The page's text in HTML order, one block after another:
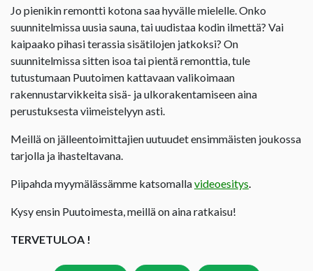
Jo pienikin remontti kotona saa hyvälle mielelle. Onko
suunnitelmissa uusia sauna, tai uudistaa kodin ilmettä? Vai
kaipaako pihasi terassia sisätilojen jatkoksi? On
suunnitelmissa sitten isoa tai pientä remonttia, tule
tutustumaan Puutoimen kattavaan valikoimaan
rakennustarvikkeita sisä- ja ulkorakentamiseen aina
perustuksesta viimeistelyyn asti.
Meillä on jälleentoimittajien uutuudet ensimmäisten joukossa
tarjolla ja ihasteltavana.
Piipahda myymälässämme katsomallavideoesitys.
Kysy ensin Puutoimesta, meillä on aina ratkaisu!
TERVETULOA !